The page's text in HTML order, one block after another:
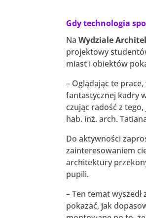
Gdy technologia
NaWydziale
projektowy
miast i obiektów
– Oglądając te
fantastycznej kadry
czując radość z
hab. inż. arch.
Do aktywności
zainteresowaniem
architektury
pupili.
– Ten temat
pokazać, jak